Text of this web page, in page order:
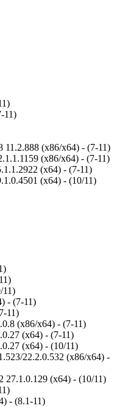
11)
11.2.888 (x86/x64) - (7-11)
(x86/x64) - (7-11)
(x64) - (7-11)
(x64) - (10/11)
11)
- (7-11)
11)
(x86/x64) - (7-11)
(x64) - (7-11)
(x64) - (10/11)
22.2.0.532 (x86/x64) -
27.1.0.129 (x64) - (10/11)
- (8.1-11)